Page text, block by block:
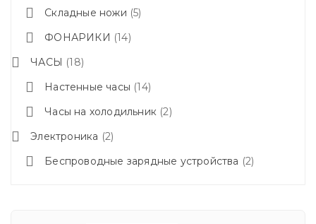
Складные ножи 5
ФОНАРИКИ
14
ЧАСЫ
18
Настенные часы 14
Часы на холодильник 2
Электроника
2
Беспроводные зарядные устройства
2